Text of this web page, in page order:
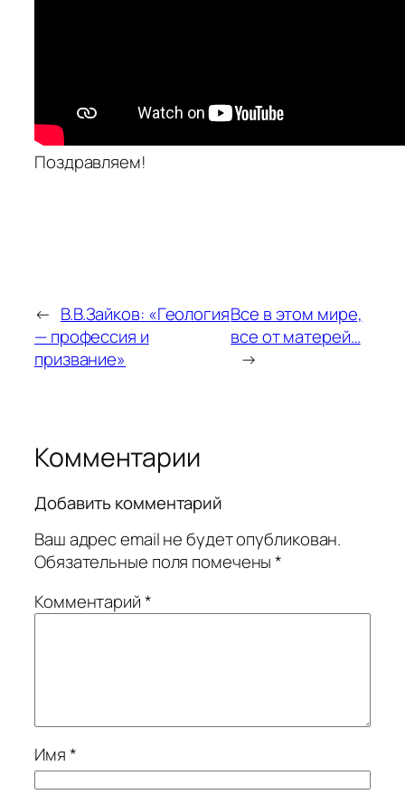
Поздравляем!
← В.В.Зайков: «Геология
— профессия и
призвание»
Все в этом мире,
все от матерей…
→
Комментарии
Добавить комментарий
Ваш адрес email не будет опубликован.
Обязательные поля помечены*
Комментарий*
Имя*